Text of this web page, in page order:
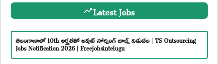
Latest Jobs
తెలంగాణాలో 10th అర్హతతో అవుట్ సోర్సింగ్ జాబ్స్ విడుదల | TS Outsourcing
Jobs Notification 2026 | Freejobsintelugu